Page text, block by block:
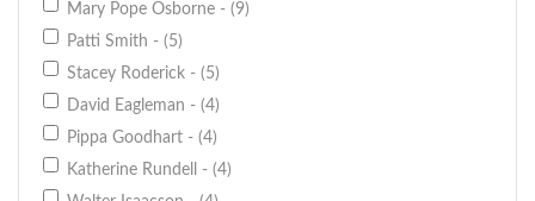
Aktivite Kitapları - (3)
Diğer - (3)
Öykü - (3)
İnceleme - (2)
Diğer - (2)
Mary Pope Osborne - (9)
Patti Smith - (5)
Stacey Roderick - (5)
David Eagleman - (4)
Pippa Goodhart - (4)
Katherine Rundell - (4)